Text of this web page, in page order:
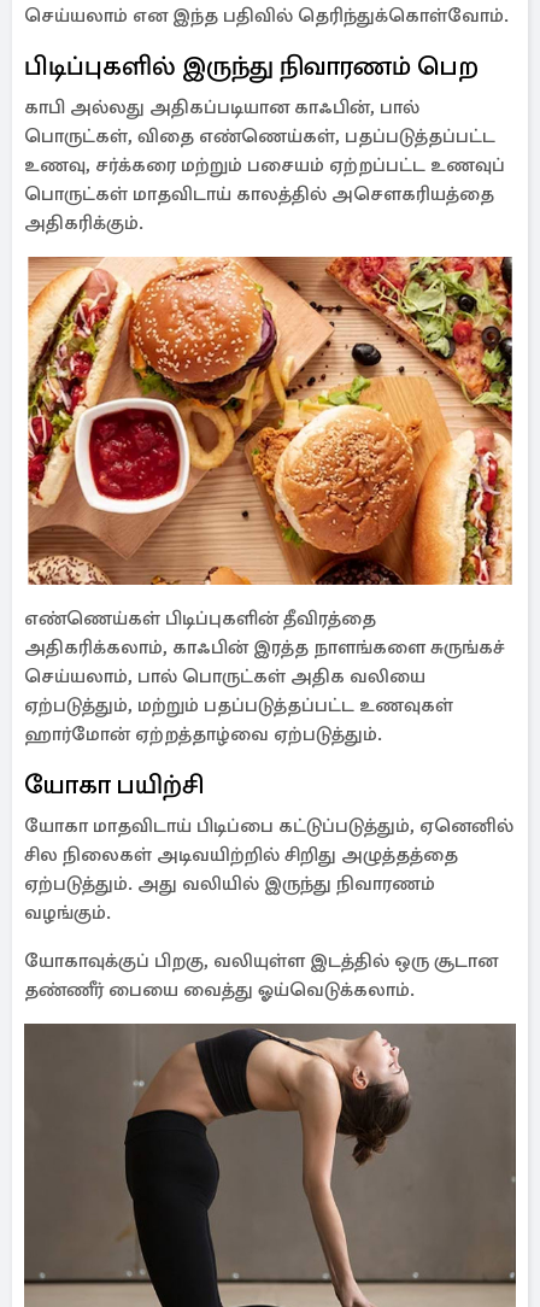
செய்யலாம் என இந்த பதிவில் தெரிந்துக்கொள்வோம்.
பிடிப்புகளில் இருந்து நிவாரணம் பெற
காபி அல்லது அதிகப்படியான காஃபின், பால்
பொருட்கள், விதை எண்ணெய்கள், பதப்படுத்தப்பட்ட
உணவு, சர்க்கரை மற்றும் பசையம் ஏற்றப்பட்ட உணவுப்
பொருட்கள் மாதவிடாய் காலத்தில் அசௌகரியத்தை
அதிகரிக்கும்.
எண்ணெய்கள் பிடிப்புகளின் தீவிரத்தை
அதிகரிக்கலாம், காஃபின் இரத்த நாளங்களை சுருங்கச்
செய்யலாம், பால் பொருட்கள் அதிக வலியை
ஏற்படுத்தும், மற்றும் பதப்படுத்தப்பட்ட உணவுகள்
ஹார்மோன் ஏற்றத்தாழ்வை ஏற்படுத்தும்.
யோகா பயிற்சி
யோகா மாதவிடாய் பிடிப்பை கட்டுப்படுத்தும், ஏனெனில்
சில நிலைகள் அடிவயிற்றில் சிறிது அழுத்தத்தை
ஏற்படுத்தும். அது வலியில் இருந்து நிவாரணம்
வழங்கும்.
யோகாவுக்குப் பிறகு, வலியுள்ள இடத்தில் ஒரு சூடான
தண்ணீர் பையை வைத்து ஓய்வெடுக்கலாம்.